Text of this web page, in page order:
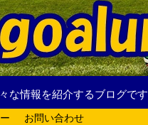
な情報を紹介するブログで
お問い合わせ